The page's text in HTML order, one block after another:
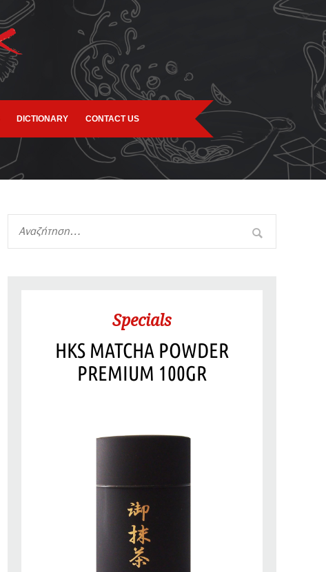
DICTIONARY CONTACT US
Specials
HKS MATCHA POWDER
PREMIUM 100GR